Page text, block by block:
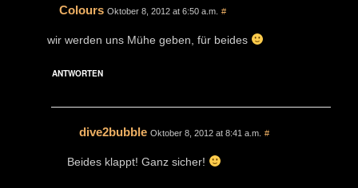
Colours Oktober 8, 2012 at 6:50 a.m. #
wir werden uns Mühe geben, für beides
ANTWORTEN
dive2bubble Oktober 8, 2012 at 8:41 a.m. #
Beides klappt! Ganz sicher!